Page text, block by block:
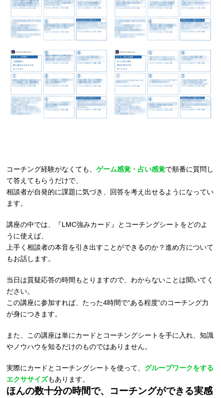
コーチング経験がなくても、ゲーム感覚・占い感覚で順番に質問し
て答えてもらうだけで、
相談者が自発的に課題に気づき、回答を考え出せるようになってい
ます。
講座の中では、『LMC強みカード』とコーチングシートをどのよ
うに使えば、
上手く相談者の本音を引き出すことができるのか？進め方について
もお話します。
当日は質疑応答の時間もとりますので、わからないことは聞いてく
ださい。
この講座に参加すれば、たった4時間で“ある程度“のコーチング力
が身につきます。
また、この講座は単にカードとコーチングシートを手に入れ、知識
やノウハウを知るだけのものではありません。
実際にカードとコーチングシートを使って、 グループワークをする
エクササイズもあります。
ほんの数十分の時間で、コーチングができる実感